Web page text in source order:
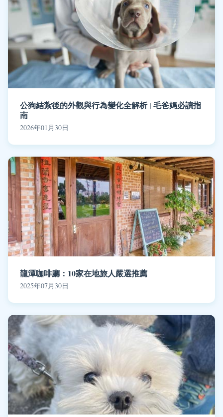
公狗結紮後的外觀與行為變化全解析 | 毛爸媽必讀指
南
2026年01月30日
龍潭咖啡廳：10家在地旅人嚴選推薦
2025年07月30日